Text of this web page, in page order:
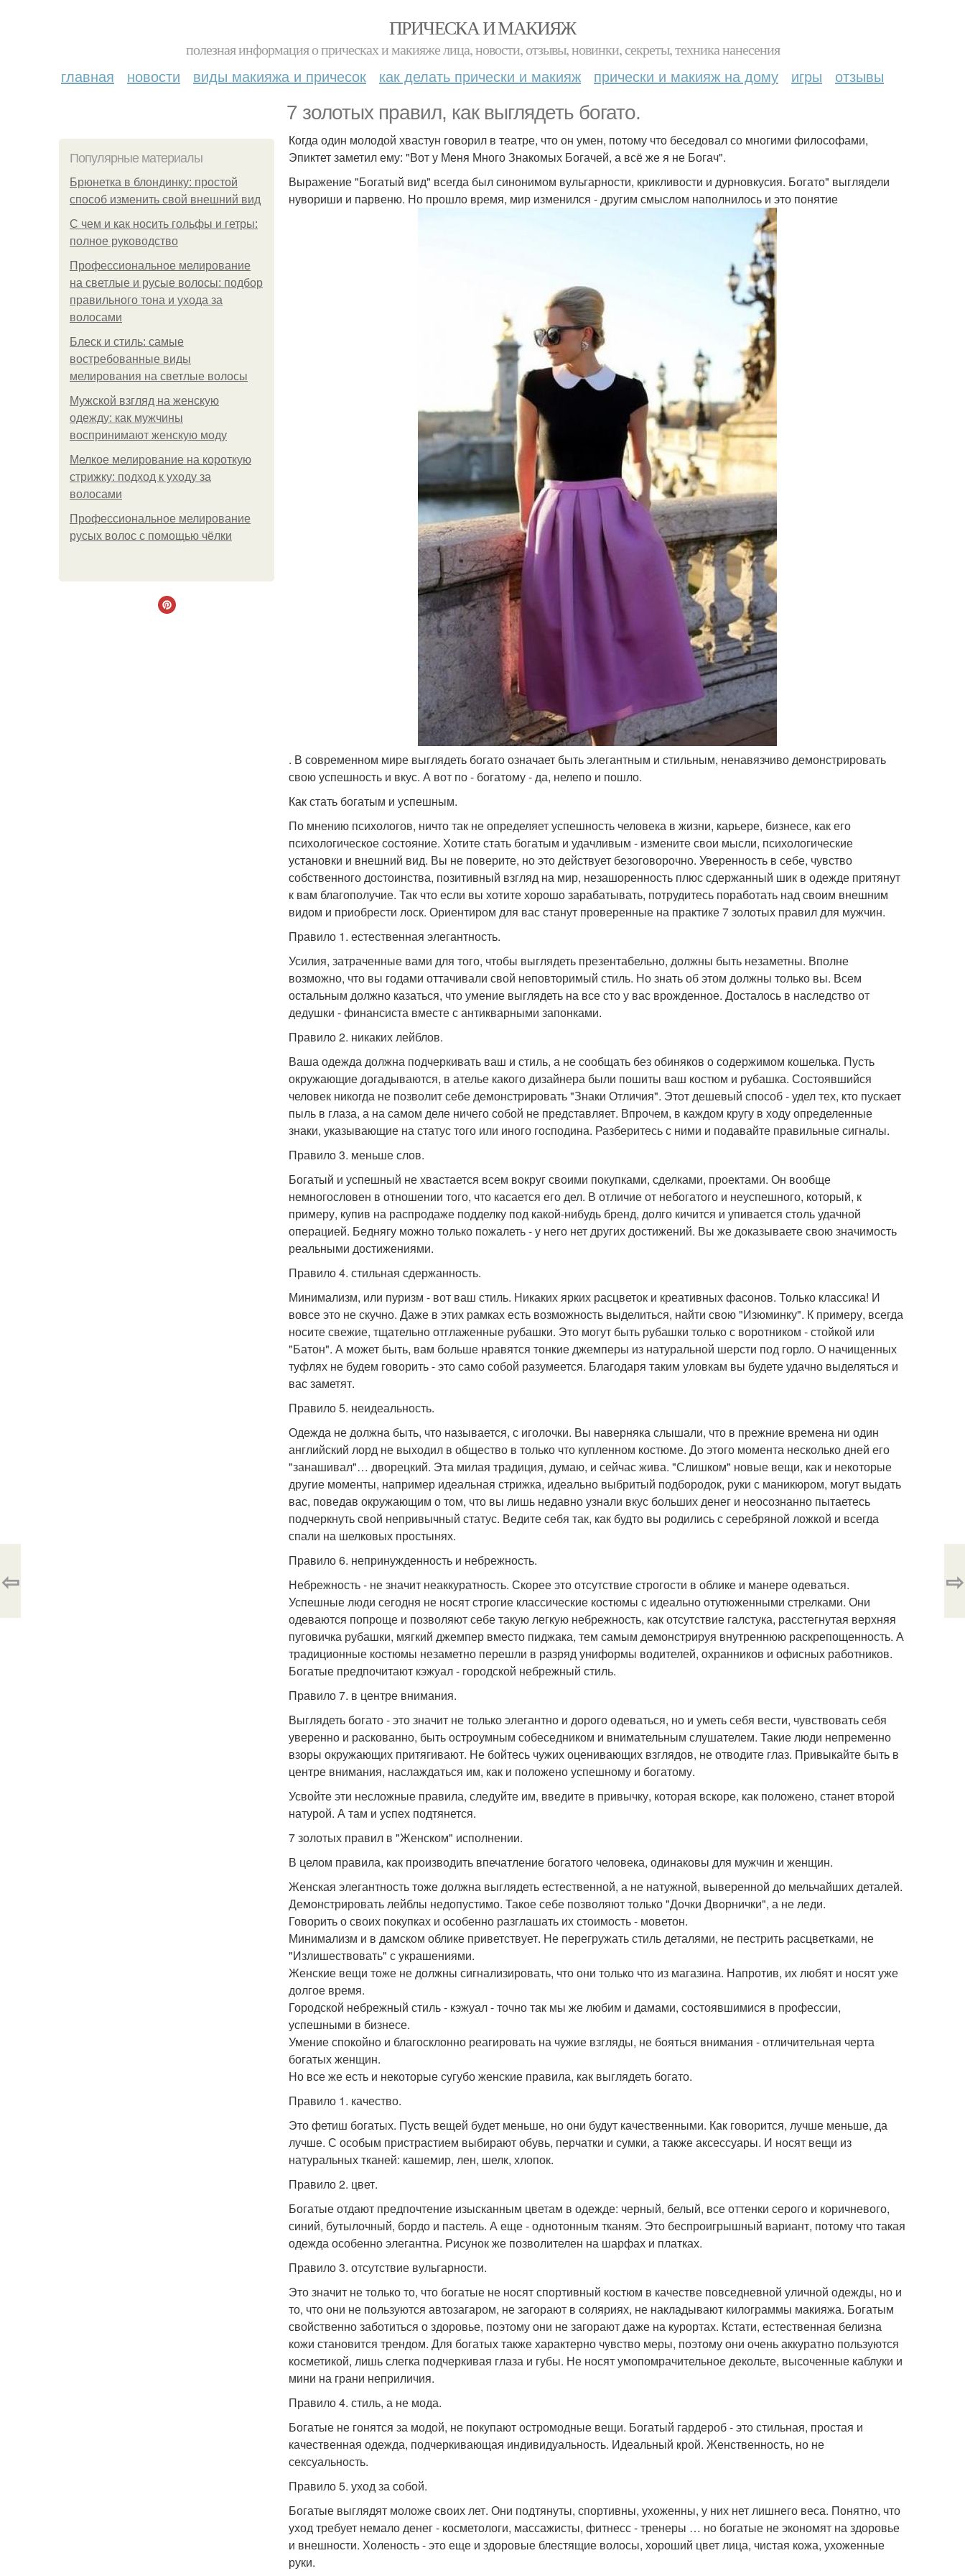
ПРИЧЕСКА И МАКИЯЖ
полезная информация о прическах и макияже лица, новости, отзывы, новинки, секреты, техника нанесения
главная новости виды макияжа и причесок как делать прически и макияж прически и макияж на дому игры отзывы
7 золотых правил, как выглядеть богато.
Популярные материалы
Брюнетка в блондинку: простой
способ изменить свой внешний вид
С чем и как носить гольфы и гетры:
полное руководство
Профессиональное мелирование
на светлые и русые волосы: подбор
правильного тона и ухода за
волосами
Блеск и стиль: самые
востребованные виды
мелирования на светлые волосы
Мужской взгляд на женскую
одежду: как мужчины
воспринимают женскую моду
Мелкое мелирование на короткую
стрижку: подход к уходу за
волосами
Профессиональное мелирование
русых волос с помощью чёлки
Когда один молодой хвастун говорил в театре, что он умен, потому что беседовал со многими философами,
Эпиктет заметил ему: "Вот у Меня Много Знакомых Богачей, а всё же я не Богач".
Выражение "Богатый вид" всегда был синонимом вульгарности, крикливости и дурновкусия. Богато" выглядели
нувориши и парвеню. Но прошло время, мир изменился - другим смыслом наполнилось и это понятие
. В современном мире выглядеть богато означает быть элегантным и стильным, ненавязчиво демонстрировать
свою успешность и вкус. А вот по - богатому - да, нелепо и пошло.
Как стать богатым и успешным.
По мнению психологов, ничто так не определяет успешность человека в жизни, карьере, бизнесе, как его
психологическое состояние. Хотите стать богатым и удачливым - измените свои мысли, психологические
установки и внешний вид. Вы не поверите, но это действует безоговорочно. Уверенность в себе, чувство
собственного достоинства, позитивный взгляд на мир, незашоренность плюс сдержанный шик в одежде притянут
к вам благополучие. Так что если вы хотите хорошо зарабатывать, потрудитесь поработать над своим внешним
видом и приобрести лоск. Ориентиром для вас станут проверенные на практике 7 золотых правил для мужчин.
Правило 1. естественная элегантность.
Усилия, затраченные вами для того, чтобы выглядеть презентабельно, должны быть незаметны. Вполне
возможно, что вы годами оттачивали свой неповторимый стиль. Но знать об этом должны только вы. Всем
остальным должно казаться, что умение выглядеть на все сто у вас врожденное. Досталось в наследство от
дедушки - финансиста вместе с антикварными запонками.
Правило 2. никаких лейблов.
Ваша одежда должна подчеркивать ваш и стиль, а не сообщать без обиняков о содержимом кошелька. Пусть
окружающие догадываются, в ателье какого дизайнера были пошиты ваш костюм и рубашка. Состоявшийся
человек никогда не позволит себе демонстрировать "Знаки Отличия". Этот дешевый способ - удел тех, кто пускает
пыль в глаза, а на самом деле ничего собой не представляет. Впрочем, в каждом кругу в ходу определенные
знаки, указывающие на статус того или иного господина. Разберитесь с ними и подавайте правильные сигналы.
Правило 3. меньше слов.
Богатый и успешный не хвастается всем вокруг своими покупками, сделками, проектами. Он вообще
немногословен в отношении того, что касается его дел. В отличие от небогатого и неуспешного, который, к
примеру, купив на распродаже подделку под какой-нибудь бренд, долго кичится и упивается столь удачной
операцией. Беднягу можно только пожалеть - у него нет других достижений. Вы же доказываете свою значимость
реальными достижениями.
Правило 4. стильная сдержанность.
Минимализм, или пуризм - вот ваш стиль. Никаких ярких расцветок и креативных фасонов. Только классика! И
вовсе это не скучно. Даже в этих рамках есть возможность выделиться, найти свою "Изюминку". К примеру, всегда
носите свежие, тщательно отглаженные рубашки. Это могут быть рубашки только с воротником - стойкой или
"Батон". А может быть, вам больше нравятся тонкие джемперы из натуральной шерсти под горло. О начищенных
туфлях не будем говорить - это само собой разумеется. Благодаря таким уловкам вы будете удачно выделяться и
вас заметят.
Правило 5. неидеальность.
Одежда не должна быть, что называется, с иголочки. Вы наверняка слышали, что в прежние времена ни один
английский лорд не выходил в общество в только что купленном костюме. До этого момента несколько дней его
"занашивал"… дворецкий. Эта милая традиция, думаю, и сейчас жива. "Слишком" новые вещи, как и некоторые
другие моменты, например идеальная стрижка, идеально выбритый подбородок, руки с маникюром, могут выдать
вас, поведав окружающим о том, что вы лишь недавно узнали вкус больших денег и неосознанно пытаетесь
подчеркнуть свой непривычный статус. Ведите себя так, как будто вы родились с серебряной ложкой и всегда
спали на шелковых простынях.
Правило 6. непринужденность и небрежность.
Небрежность - не значит неаккуратность. Скорее это отсутствие строгости в облике и манере одеваться.
Успешные люди сегодня не носят строгие классические костюмы с идеально отутюженными стрелками. Они
одеваются попроще и позволяют себе такую легкую небрежность, как отсутствие галстука, расстегнутая верхняя
пуговичка рубашки, мягкий джемпер вместо пиджака, тем самым демонстрируя внутреннюю раскрепощенность. А
традиционные костюмы незаметно перешли в разряд униформы водителей, охранников и офисных работников.
Богатые предпочитают кэжуал - городской небрежный стиль.
Правило 7. в центре внимания.
Выглядеть богато - это значит не только элегантно и дорого одеваться, но и уметь себя вести, чувствовать себя
уверенно и раскованно, быть остроумным собеседником и внимательным слушателем. Такие люди непременно
взоры окружающих притягивают. Не бойтесь чужих оценивающих взглядов, не отводите глаз. Привыкайте быть в
центре внимания, наслаждаться им, как и положено успешному и богатому.
Усвойте эти несложные правила, следуйте им, введите в привычку, которая вскоре, как положено, станет второй
натурой. А там и успех подтянется.
7 золотых правил в "Женском" исполнении.
В целом правила, как производить впечатление богатого человека, одинаковы для мужчин и женщин.
Женская элегантность тоже должна выглядеть естественной, а не натужной, выверенной до мельчайших деталей.
Демонстрировать лейблы недопустимо. Такое себе позволяют только "Дочки Дворнички", а не леди.
Говорить о своих покупках и особенно разглашать их стоимость - моветон.
Минимализм и в дамском облике приветствует. Не перегружать стиль деталями, не пестрить расцветками, не
"Излишествовать" с украшениями.
Женские вещи тоже не должны сигнализировать, что они только что из магазина. Напротив, их любят и носят уже
долгое время.
Городской небрежный стиль - кэжуал - точно так мы же любим и дамами, состоявшимися в профессии,
успешными в бизнесе.
Умение спокойно и благосклонно реагировать на чужие взгляды, не бояться внимания - отличительная черта
богатых женщин.
Но все же есть и некоторые сугубо женские правила, как выглядеть богато.
Правило 1. качество.
Это фетиш богатых. Пусть вещей будет меньше, но они будут качественными. Как говорится, лучше меньше, да
лучше. С особым пристрастием выбирают обувь, перчатки и сумки, а также аксессуары. И носят вещи из
натуральных тканей: кашемир, лен, шелк, хлопок.
Правило 2. цвет.
Богатые отдают предпочтение изысканным цветам в одежде: черный, белый, все оттенки серого и коричневого,
синий, бутылочный, бордо и пастель. А еще - однотонным тканям. Это беспроигрышный вариант, потому что такая
одежда особенно элегантна. Рисунок же позволителен на шарфах и платках.
Правило 3. отсутствие вульгарности.
Это значит не только то, что богатые не носят спортивный костюм в качестве повседневной уличной одежды, но и
то, что они не пользуются автозагаром, не загорают в соляриях, не накладывают килограммы макияжа. Богатым
свойственно заботиться о здоровье, поэтому они не загорают даже на курортах. Кстати, естественная белизна
кожи становится трендом. Для богатых также характерно чувство меры, поэтому они очень аккуратно пользуются
косметикой, лишь слегка подчеркивая глаза и губы. Не носят умопомрачительное декольте, высоченные каблуки и
мини на грани неприличия.
Правило 4. стиль, а не мода.
Богатые не гонятся за модой, не покупают остромодные вещи. Богатый гардероб - это стильная, простая и
качественная одежда, подчеркивающая индивидуальность. Идеальный крой. Женственность, но не
сексуальность.
Правило 5. уход за собой.
Богатые выглядят моложе своих лет. Они подтянуты, спортивны, ухоженны, у них нет лишнего веса. Понятно, что
уход требует немало денег - косметологи, массажисты, фитнесс - тренеры … но богатые не экономят на здоровье
и внешности. Холеность - это еще и здоровые блестящие волосы, хороший цвет лица, чистая кожа, ухоженные
руки.
⇦ ⇨